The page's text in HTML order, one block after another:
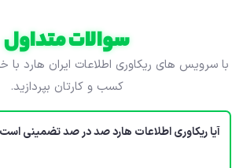
سوالات متداول
با سرویس های ریکاوری اطلاعات ایران هارد
کسب و کارتان بپردازید.
آیا ریکاوری اطلاعات هارد صد در صد تضمینی